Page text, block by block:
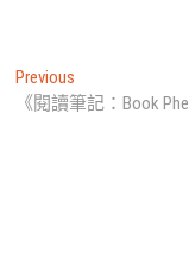
文
章
Previous
post:
《閱讀筆記：Book